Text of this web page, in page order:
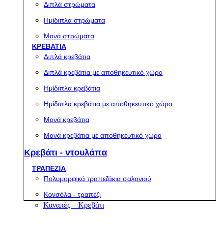
Διπλά στρώματα
Ημίδιπλα στρώματα
Μονά στρώματα
ΚΡΕΒΑΤΙΑ
Διπλά κρεβάτια
Διπλά κρεβάτια με αποθηκευτικό χώρο
Ημίδιπλα κρεβάτια
Ημίδιπλα κρεβάτια με αποθηκευτικό χώρο
Μονά κρεβάτια
Μονά κρεβάτια με αποθηκευτικό χώρο
Κρεβάτι - ντουλάπα
ΤΡΑΠΕΖΙΑ
Πολυμορφικά τραπεζάκια σαλονιού
Κονσόλα - τραπέζι
Καναπές – Κρεβάτι